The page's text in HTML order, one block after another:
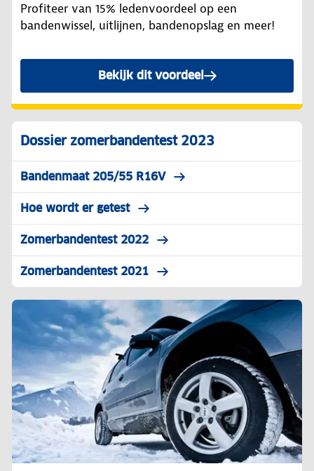
Profiteer van 15% ledenvoordeel op een
bandenwissel, uitlijnen, bandenopslag en meer!
Bekijk dit voordeel
Dossier zomerbandentest 2023
Bandenmaat 205/55 R16V
Hoe wordt er getest
Zomerbandentest 2022
Zomerbandentest 2021